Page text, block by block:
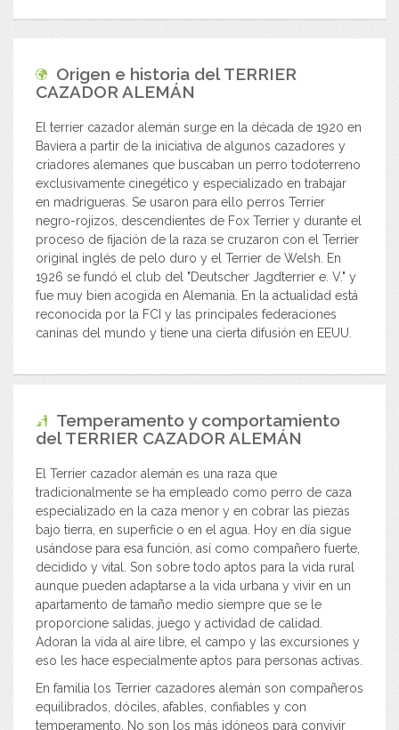
Origen e historia delTERRIER
CAZADOR ALEMÁN
El terrier cazador alemán surge en la década de 1920 en
Baviera a partir de la iniciativa de algunos cazadores y
criadores alemanes que buscaban un perro todoterreno
exclusivamente cinegético y especializado en trabajar
en madrigueras. Se usaron para ello perros Terrier
negro-rojizos, descendientes de Fox Terrier y durante el
proceso de fijación de la raza se cruzaron con el Terrier
original inglés de pelo duro y el Terrier de Welsh. En
1926 se fundó el club del "Deutscher Jagdterrier e. V." y
fue muy bien acogida en Alemania. En la actualidad está
reconocida por la FCI y las principales federaciones
caninas del mundo y tiene una cierta difusión en EEUU.
Temperamento y comportamiento
delTERRIER CAZADOR ALEMÁN
El Terrier cazador alemán es una raza que
tradicionalmente se ha empleado como perro de caza
especializado en la caza menor y en cobrar las piezas
bajo tierra, en superficie o en el agua. Hoy en día sigue
usándose para esa función, así como compañero fuerte,
decidido y vital. Son sobre todo aptos para la vida rural
aunque pueden adaptarse a la vida urbana y vivir en un
apartamento de tamaño medio siempre que se le
proporcione salidas, juego y actividad de calidad.
Adoran la vida al aire libre, el campo y las excursiones y
eso les hace especialmente aptos para personas activas.
En familia los Terrier cazadores alemán son compañeros
equilibrados, dóciles, afables, confiables y con
temperamento. No son los más idóneos para convivir